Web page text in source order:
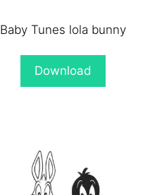
Baby Tunes lola bunny
Download